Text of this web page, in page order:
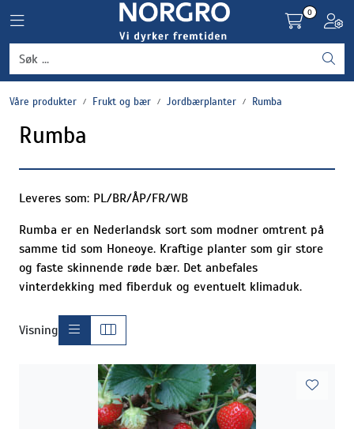
Toggle navigation
0
Våre produkter Frukt og bær Jordbærplanter Rumba
Rumba
Leveres som: PL/BR/ÅP/FR/WB
Rumba er en Nederlandsk sort som modner omtrent på
samme tid som Honeoye. Kraftige planter som gir store
og faste skinnende røde bær. Det anbefales
vinterdekking med fiberduk og eventuelt klimaduk.
Visning
Grønnsaker
Settepotet og setteløk
Plantevern og nyttedyr
Driftsmidler